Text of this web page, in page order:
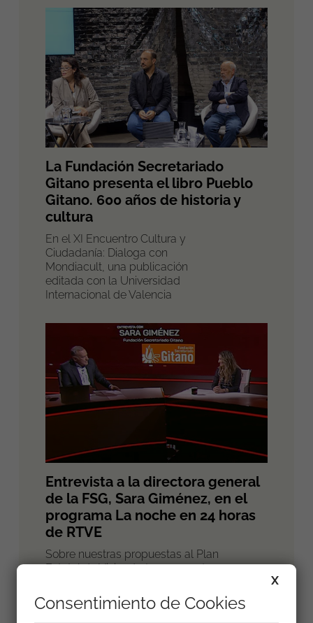
La Fundación Secretariado
Gitano presenta el libro Pueblo
Gitano. 600 años de historia y
cultura
En el XI Encuentro Cultura y
Ciudadanía: Dialoga con
Mondiacult, una publicación
editada con la Universidad
Internacional de Valencia
Entrevista a la directora general
de la FSG, Sara Giménez, en el
programa La noche en 24 horas
de RTVE
Sobre nuestras propuestas al Plan
Estatal de Vivienda (2026-2030) y
X
Consentimiento de Cookies